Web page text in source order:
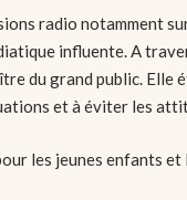
radio notamment
influente. A
du grand public.
et à éviter les
les jeunes enfants